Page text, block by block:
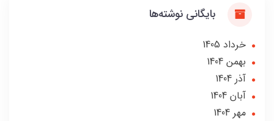
بایگانی نوشته‌ها
خرداد 1405
بهمن 1404
آذر 1404
آبان 1404
مهر 1404